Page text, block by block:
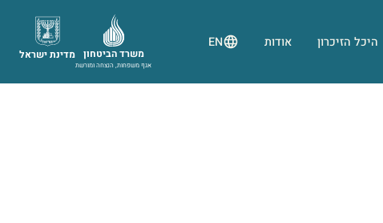
היכל הזיכרון אודות EN
מדינת ישראל משרד הביטחון
אגף משפחות, הנצחה ומורשת